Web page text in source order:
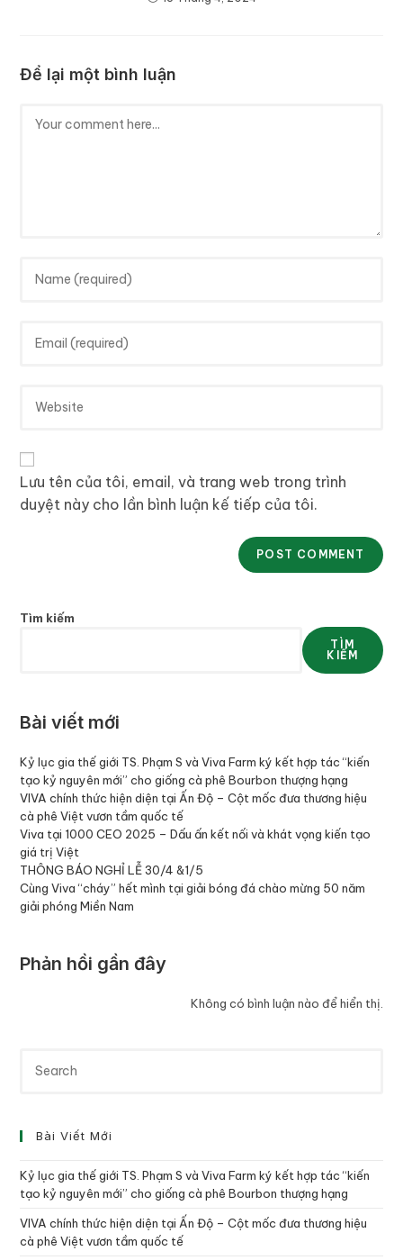
Để lại một bình luận
Lưu tên của tôi, email, và trang web trong trình
duyệt này cho lần bình luận kế tiếp của tôi.
Tìm kiếm
TÌM
KIẾM
Bài viết mới
Kỷ lục gia thế giới TS. Phạm S và Viva Farm ký kết hợp tác “kiến
tạo kỷ nguyên mới” cho giống cà phê Bourbon thượng hạng
VIVA chính thức hiện diện tại Ấn Độ – Cột mốc đưa thương hiệu
cà phê Việt vươn tầm quốc tế
Viva tại 1000 CEO 2025 – Dấu ấn kết nối và khát vọng kiến tạo
giá trị Việt
THÔNG BÁO NGHỈ LỄ 30/4 &1/5
Cùng Viva “cháy” hết mình tại giải bóng đá chào mừng 50 năm
giải phóng Miền Nam
Phản hồi gần đây
Không có bình luận nào để hiển thị.
Bài Viết Mới
Kỷ lục gia thế giới TS. Phạm S và Viva Farm ký kết hợp tác “kiến
tạo kỷ nguyên mới” cho giống cà phê Bourbon thượng hạng
VIVA chính thức hiện diện tại Ấn Độ – Cột mốc đưa thương hiệu
cà phê Việt vươn tầm quốc tế